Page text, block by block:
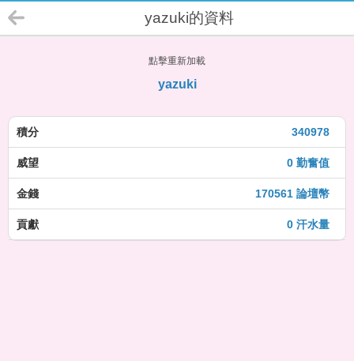
yazuki的資料
點擊重新加載
yazuki
340978
積分
0 勤奮值
威望
170561 論壇幣
金錢
0 汗水量
貢獻